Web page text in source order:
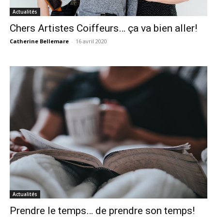
Actualités
Chers Artistes Coiffeurs… ça va bien aller!
Catherine Bellemare - 16 avril 2020
Actualités
Prendre le temps… de prendre son temps!